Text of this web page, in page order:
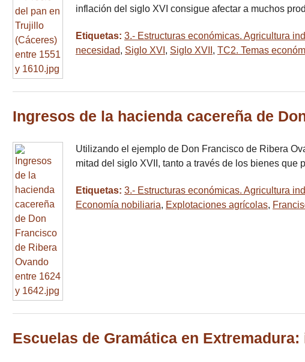
inflación del siglo XVI consigue afectar a muchos
Etiquetas: 3.- Estructuras económicas. Agricultura
necesidad, Siglo XVI , Siglo XVII , TC2. Temas
Ingresos de la hacienda cacereña de
Utilizando el ejemplo de Don Francisco de Ribera
mitad del siglo XVII, tanto a través de los bienes
Etiquetas: 3.- Estructuras económicas. Agricultura
Economía nobiliaria, Explotaciones agrícolas,
Escuelas de Gramática en